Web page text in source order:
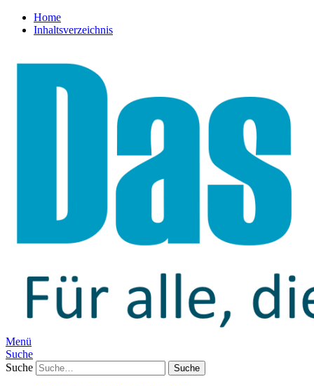
Home
Inhaltsverzeichnis
Menü
Suche
Suche